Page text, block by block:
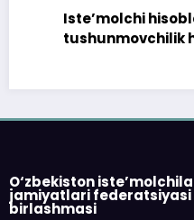
Iste’molchi
tushunmovchilik
O‘zbekiston
jamiyatlari federatsiyasi
birlashmasi